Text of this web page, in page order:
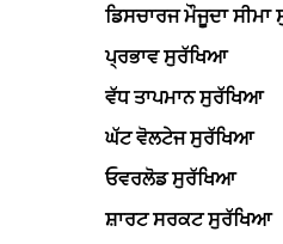
ਡਿਸਚਾਰਜ ਮੌਜੂਦਾ
ਪ੍ਰਭਾਵ ਸੁਰੱਖਿਆ
ਵੱਧ ਤਾਪਮਾਨ ਸੁਰੱਖਿਆ
ਘੱਟ ਵੋਲਟੇਜ ਸੁਰੱਖਿਆ
ਓਵਰਲੋਡ ਸੁਰੱਖਿਆ
ਸ਼ਾਰਟ ਸਰਕਟ ਸੁਰੱਖਿਆ